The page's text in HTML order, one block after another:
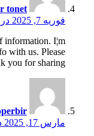
tonet
فوریه 7, 2025 در 11:38 ب.ظ
information. I¦m
with us. Please
you for sharing.
مارس 17, 2025 در 9:42 ب.ظ